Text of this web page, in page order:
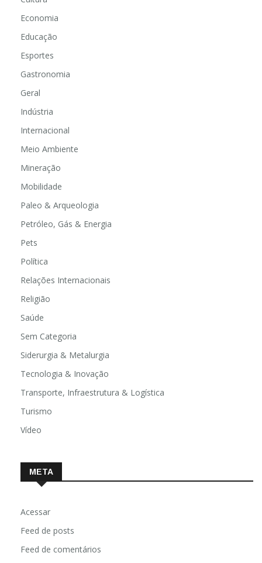
Economia
Educação
Esportes
Gastronomia
Geral
Indústria
Internacional
Meio Ambiente
Mineração
Mobilidade
Paleo & Arqueologia
Petróleo, Gás & Energia
Pets
Política
Relações Internacionais
Religião
Saúde
Sem Categoria
Siderurgia & Metalurgia
Tecnologia & Inovação
Transporte, Infraestrutura & Logística
Turismo
Vídeo
META
Acessar
Feed de posts
Feed de comentários